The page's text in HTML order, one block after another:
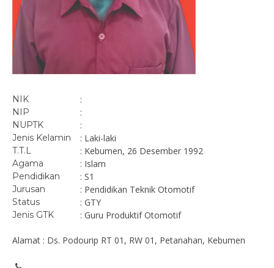
NIK :
NIP :
NUPTK :
Jenis Kelamin : Laki-laki
T.T.L : Kebumen, 26 Desember 1992
Agama : Islam
Pendidikan : S1
Jurusan : Pendidikan Teknik Otomotif
Status : GTY
Jenis GTK : Guru Produktif Otomotif
Alamat : Ds. Podourip RT 01, RW 01, Petanahan, Kebumen